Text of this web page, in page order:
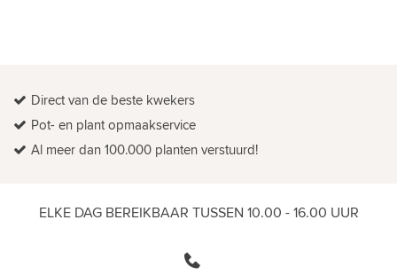
Direct van de beste kwekers
Pot- en plant opmaakservice
Al meer dan 100.000 planten verstuurd!
ELKE DAG BEREIKBAAR TUSSEN 10.00 - 16.00 UUR